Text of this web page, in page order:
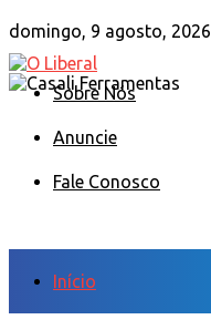
domingo, 9 agosto, 2026
Sobre Nós
Anuncie
Fale Conosco
Início